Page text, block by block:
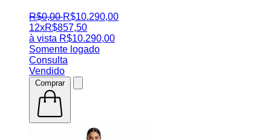
R$0,00 R$10.290,00
12xR$857,50
à vista R$10.290,00
Somente logado
Consulta
Vendido
Comprar